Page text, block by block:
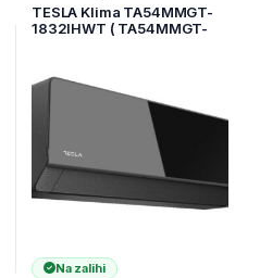
TESLA Klima TA54MMGT-
1832IHWT ( TA54MMGT-
Na zalihi